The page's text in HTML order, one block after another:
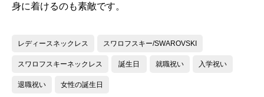
身に着けるのも素敵です。
レディースネックレス スワロフスキー/SWAROVSKI
スワロフスキーネックレス 誕生日 就職祝い 入学祝い
退職祝い 女性の誕生日